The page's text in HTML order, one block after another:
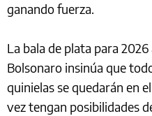
ganando fuerza.
La bala de plata para
Bolsonaro insinúa que
quinielas se quedarán en
vez tengan posibilidades